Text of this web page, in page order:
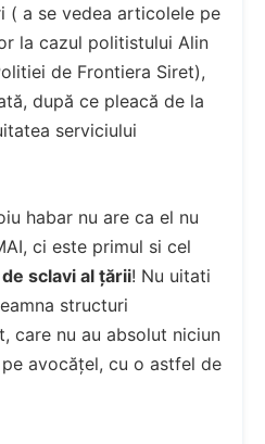
( a se vedea articolele pe
la cazul politistului Alin
de Frontiera Siret),
după ce pleacă de la
serviciului
habar nu are ca el nu
ci este primul si cel
sclavi al țării! Nu uitati
structuri
care nu au absolut niciun
avocățel, cu o astfel de